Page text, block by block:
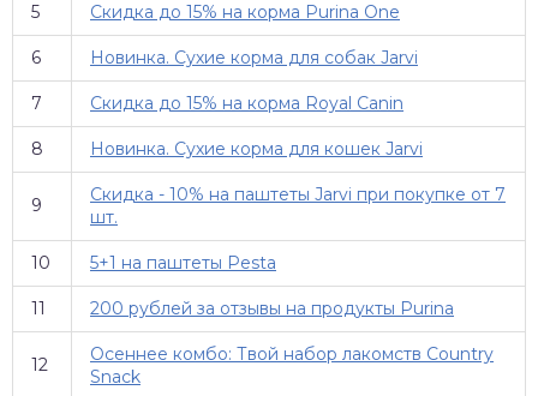
5 Скидка до 15% на корма Purina One
6 Новинка. Сухие корма для собак Jarvi
7 Скидка до 15% на корма Royal Canin
8 Новинка. Сухие корма для кошек Jarvi
9
Скидка - 10% на паштеты Jarvi при покупке от 7
шт.
10 5+1 на паштеты Pesta
11 200 рублей за отзывы на продукты Purina
12
Осеннее комбо: Твой набор лакомств Country
Snack